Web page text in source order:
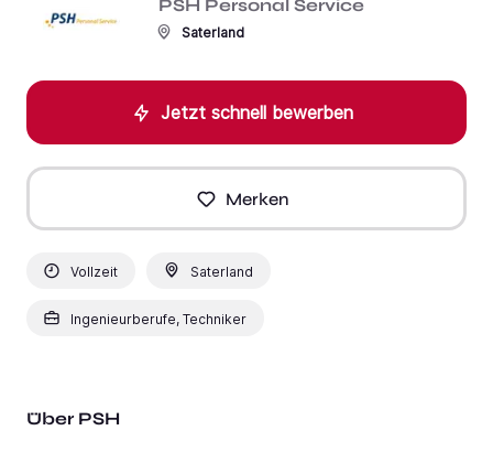
PSH Personal Service
Saterland
Jetzt schnell bewerben
Merken
Vollzeit Saterland
Ingenieurberufe, Techniker
Über PSH